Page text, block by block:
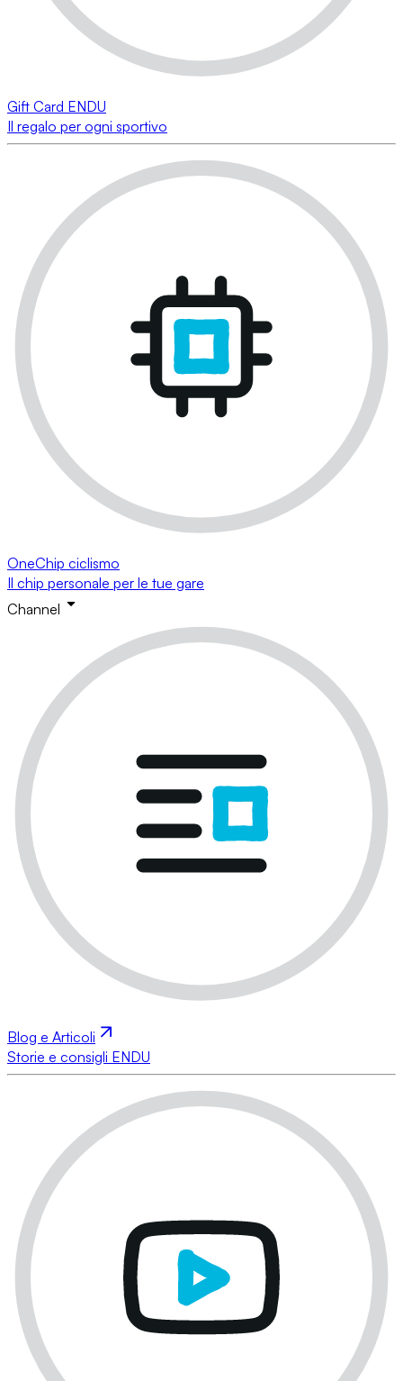
Gift Card ENDU
Il regalo per ogni sportivo
OneChip ciclismo
Il chip personale per le tue gare
Channel
Blog e Articoli
Storie e consigli ENDU